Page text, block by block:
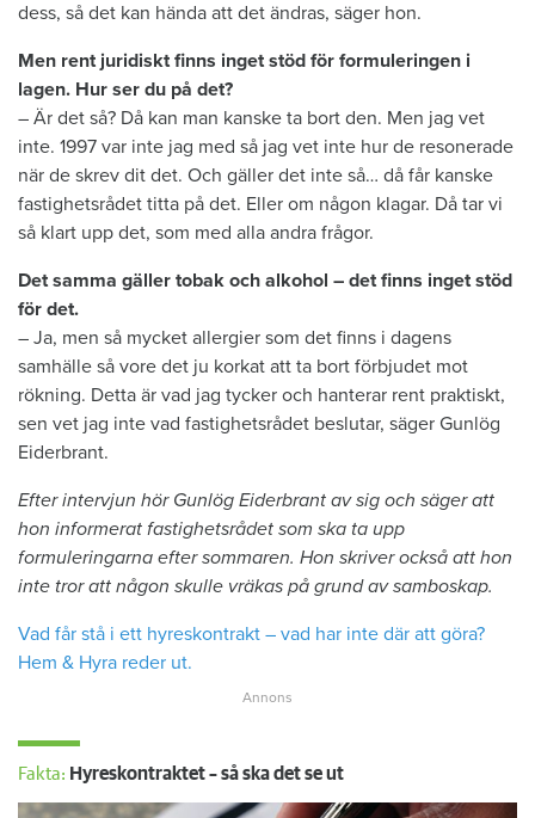
dess, så det kan hända att det ändras, säger hon.
Men rent juridiskt finns inget stöd för formuleringen i
lagen. Hur ser du på det?
– Är det så? Då kan man kanske ta bort den. Men jag vet
inte. 1997 var inte jag med så jag vet inte hur de resonerade
när de skrev dit det. Och gäller det inte så… då får kanske
fastighetsrådet titta på det. Eller om någon klagar. Då tar vi
så klart upp det, som med alla andra frågor.
Det samma gäller tobak och alkohol – det finns inget stöd
för det.
– Ja, men så mycket allergier som det finns i dagens
samhälle så vore det ju korkat att ta bort förbjudet mot
rökning. Detta är vad jag tycker och hanterar rent praktiskt,
sen vet jag inte vad fastighetsrådet beslutar, säger Gunlög
Eiderbrant.
Efter intervjun hör Gunlög Eiderbrant av sig och säger att
hon informerat fastighetsrådet som ska ta upp
formuleringarna efter sommaren. Hon skriver också att hon
inte tror att någon skulle vräkas på grund av samboskap.
Vad får stå i ett hyreskontrakt – vad har inte där att göra?
Hem & Hyra reder ut.
Fakta: Hyreskontraktet – så ska det se ut